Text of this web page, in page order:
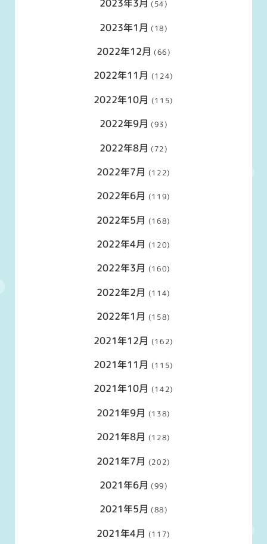
2023年3月 (54)
2023年1月 (18)
2022年12月 (66)
2022年11月 (124)
2022年10月 (115)
2022年9月 (93)
2022年8月 (72)
2022年7月 (122)
2022年6月 (119)
2022年5月 (168)
2022年4月 (120)
2022年3月 (160)
2022年2月 (114)
2022年1月 (158)
2021年12月 (162)
2021年11月 (115)
2021年10月 (142)
2021年9月 (138)
2021年8月 (128)
2021年7月 (202)
2021年6月 (99)
2021年5月 (88)
2021年4月 (117)